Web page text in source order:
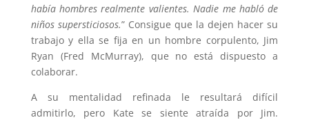
había hombres realmente valientes. Nadie me habló de
niños supersticiosos.” Consigue que la dejen hacer su
trabajo y ella se fija en un hombre corpulento, Jim
Ryan (Fred McMurray), que no está dispuesto a
colaborar.
A su mentalidad refinada le resultará difícil
admitirlo, pero Kate se siente atraída por Jim.